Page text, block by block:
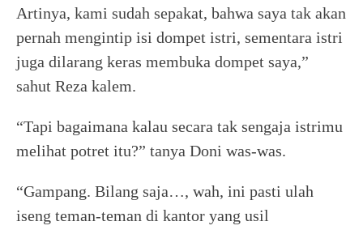
Artinya, kami sudah sepakat, bahwa saya tak akan
pernah mengintip isi dompet istri, sementara istri
juga dilarang keras membuka dompet saya,”
sahut Reza kalem.
“Tapi bagaimana kalau secara tak sengaja istrimu
melihat potret itu?” tanya Doni was-was.
“Gampang. Bilang saja…, wah, ini pasti ulah
iseng teman-teman di kantor yang usil